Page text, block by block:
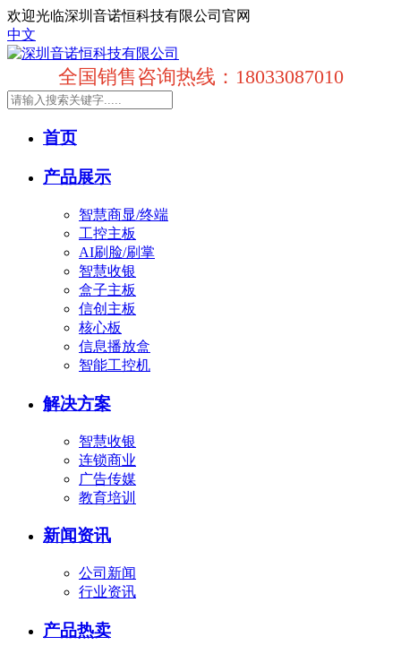
欢迎光临深圳音诺恒科技有限公司官网
中文
全国销售咨询热线：18033087010
首页
产品展示
智慧商显/终端
工控主板
AI刷脸/刷掌
智慧收银
盒子主板
信创主板
核心板
信息播放盒
智能工控机
解决方案
智慧收银
连锁商业
广告传媒
教育培训
新闻资讯
公司新闻
行业资讯
产品热卖